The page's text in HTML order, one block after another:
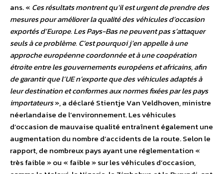
ans. « Ces résultats montrent qu’il est urgent de prendre des
mesures pour améliorer la qualité des véhicules d’occasion
exportés d’Europe. Les Pays-Bas ne peuvent pas s’attaquer
seuls à ce problème. C’est pourquoi j’en appelle à une
approche européenne coordonnée et à une coopération
étroite entre les gouvernements européens et africains, afin
de garantir que l’UE n’exporte que des véhicules adaptés à
leur destination et conformes aux normes fixées par les pays
importateurs», a déclaré Stientje Van Veldhoven, ministre
néerlandaise de l’environnement. Les véhicules
d’occasion de mauvaise qualité entraînent également une
augmentation du nombre d’accidents de la route. Selon le
rapport, de nombreux pays ayant une réglementation «
très faible » ou « faible » sur les véhicules d’occasion,